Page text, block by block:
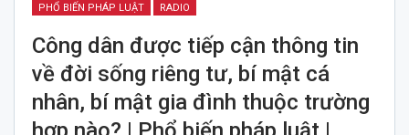
PHỔ BIẾN PHÁP LUẬT RADIO
Công dân được tiếp cận thông tin
về đời sống riêng tư, bí mật cá
nhân, bí mật gia đình thuộc trường